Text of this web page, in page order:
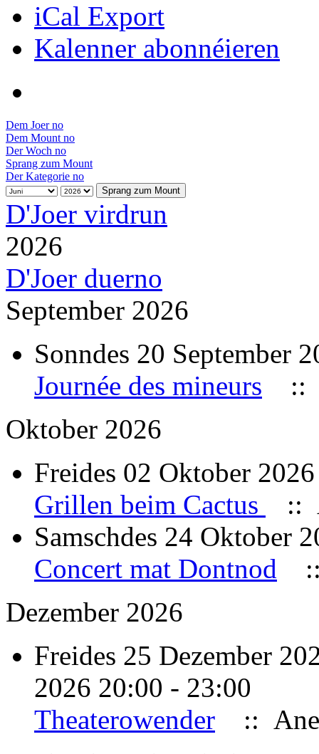
iCal Export
Kalenner abonnéieren
Dem Joer no
Dem Mount no
Der Woch no
Sprang zum Mount
Der Kategorie no
Sprang zum Mount
D'Joer virdrun
2026
D'Joer duerno
September 2026
Sonndes 20 September
Journée des mineurs
::
Oktober 2026
Freides 02 Oktober
Grillen beim Cactus
::
Samschdes 24 Oktober
Concert mat Dontnod
Dezember 2026
Freides 25 Dezember
2026 20:00 - 23:00
Theaterowender
::